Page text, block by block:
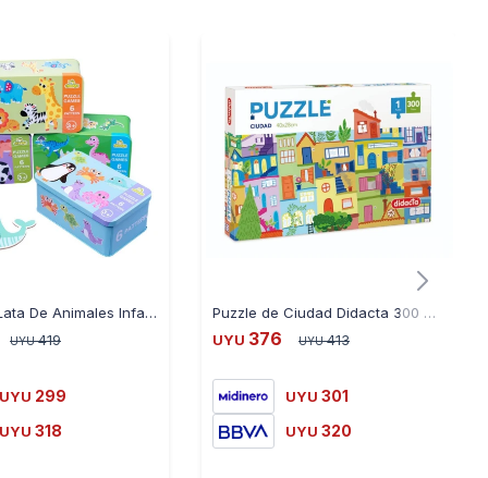
Puzzle En Lata De Animales Infantil - ANIMALES-GRANJA
UYU 419
UYU 299
UYU 318
Puzzle de Ciudad Didacta 300 Piezas
UYU 376 UYU 413
UYU 301
UYU 320